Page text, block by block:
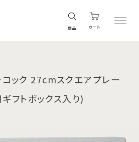
商品 カート
ック 27cmスクエアプレー
フトボックス入り)